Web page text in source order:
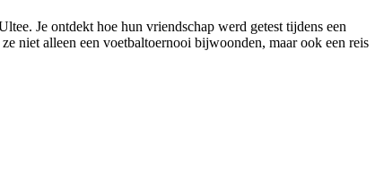
Je ontdekt hoe hun vriendschap werd getest tijdens een
niet alleen een voetbaltoernooi bijwoonden, maar ook een reis